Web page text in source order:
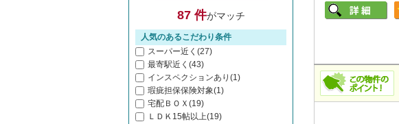
87 件がマッチ
人気のあるこだわり条件
スーパー近く(27)
最寄駅近く(43)
インスペクションあり(1)
瑕疵担保保険対象(1)
宅配ＢＯＸ(19)
ＬＤＫ15帖以上(19)